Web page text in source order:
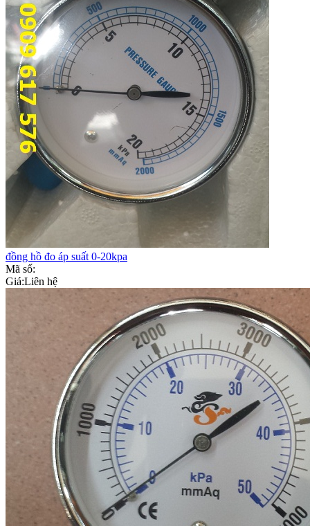
đồng hồ đo áp suất 0-20kpa
Mã số:
Giá:Liên hệ